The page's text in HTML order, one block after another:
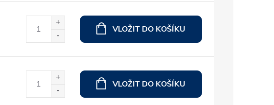
VLOŽIT DO KOŠÍKU
VLOŽIT DO KOŠÍKU